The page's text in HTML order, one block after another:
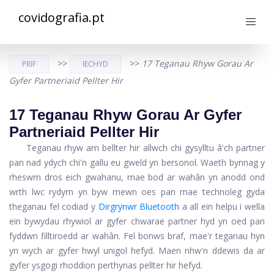
covidografia.pt
PRIF >> IECHYD >> 17 Teganau Rhyw Gorau Ar
Gyfer Partneriaid Pellter Hir
17 Teganau Rhyw Gorau Ar Gyfer
Partneriaid Pellter Hir
Teganau rhyw am bellter hir allwch chi gysylltu â'ch partner
pan nad ydych chi'n gallu eu gweld yn bersonol. Waeth bynnag y
rheswm dros eich gwahanu, mae bod ar wahân yn anodd ond
wrth lwc rydym yn byw mewn oes pan mae technoleg gyda
theganau fel codiad y Dirgrynwr Bluetooth a all ein helpu i wella
ein bywydau rhywiol ar gyfer chwarae partner hyd yn oed pan
fyddwn filltiroedd ar wahân. Fel bonws braf, mae'r teganau hyn
yn wych ar gyfer hwyl unigol hefyd. Maen nhw'n ddewis da ar
gyfer ysgogi rhoddion perthynas pellter hir hefyd.